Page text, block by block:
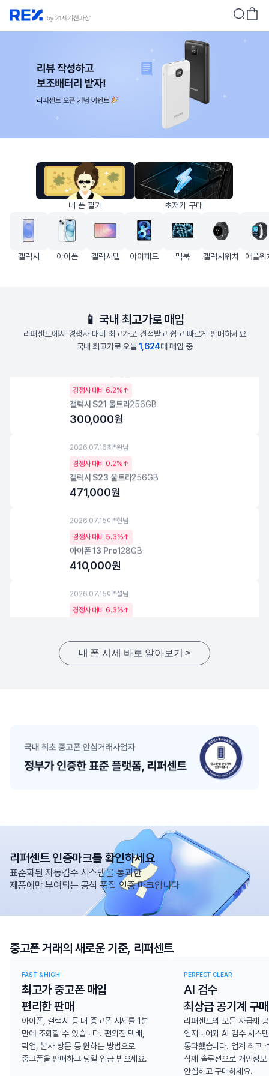
내 폰 팔기 초저가 구매
갤럭시 아이폰 갤럭시탭 아이패드 맥북 갤럭시워치 애플워
📱 국내 최고가로 매입
리퍼센트에서 경쟁사 대비 최고가로 견적받고 쉽고 빠르게 판매하세요
국내 최고가로 오늘1,624대 매입 중
2026.08.06김*건
경쟁사 대비3.4%↑
갤럭시 Z 플립4 256GB
경쟁사 대비6.2%↑
아이폰 13 Mini 128GB
69,000원
경쟁사 대비 6.2%↑
갤럭시 S21 울트라256GB
300,000원
2026.07.16최*완님
경쟁사 대비 0.2%↑
갤럭시 S23 울트라256GB
471,000원
2026.07.15이*현님
경쟁사 대비 5.3%↑
아이폰 13 Pro 128GB
410,000원
2026.07.15이*설님
경쟁사 대비 6.3%↑
2026.08.06김*건님
경쟁사 대비6.2%↑
아이폰 13 Mini128GB
경쟁사 대비6.2%↑
갤럭시 S21 울트라256GB
300,000원
2026.07.16최*완님
경쟁사 대비0.2%↑
갤럭시 S23 울트라 256GB
2026.07.15 이*현님
아이폰 13 Pro
410,000
2026.07.15이*설님
경쟁사 대비 6.3%↑
갤럭시 노트20 울트라 5G
내 폰 시세 바로 알아보기>
리퍼센트 인증마크를 확인하세요
표준화된 자동검수 시스템을 통과한
제품에만 부여되는 공식 품질 인증 마크입니다
중고폰 거래의 새로운 기준, 리퍼센트
FAST & HIGH
최고가 중고폰 매입
편리한 판매
아이폰, 갤럭시 등 내 중고폰 시세를 1분
만에 조회할 수 있습니다. 편의점 택배,
픽업, 본사 방문 등 원하는 방법으로
중고폰을 판매하고 당일 입금 받으세요.
PERFECT CLEAR
AI 검수
최상급 공기계 구매
리퍼센트의 모든 자급제
엔지니어와 AI 검수 시스
통과했습니다. 업계 최고
삭제 솔루션으로 개인정
안심하고 구매하세요.